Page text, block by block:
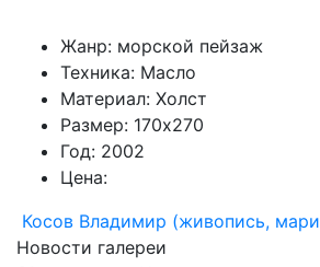
Жанр: морской пейзаж
Техника: Масло
Материал: Холст
Размер: 170х270
Год: 2002
Цена:
Косов Владимир (живопись,
Новости галереи